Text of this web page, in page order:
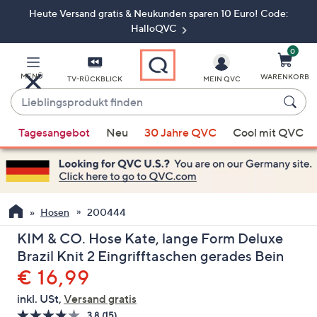
ZumHeute Versand gratis & Neukunden sparen 10 Euro! Code:
HalloQVC
MENÜ TV-RÜCKBLICK
Lieblingsprodukt
finden
Vorschläge
verfügbar
sind,
verwenden
Sie
die
Pfeiltasten
nach
oben
und
nach
MEIN QVC
0
WARENKORB
Tagesangebot Neu 30 Jahre QVC Cool mit QVC
Hosen 200444
KIM & CO. Hose Kate, lange Form Deluxe
Brazil Knit 2 Eingrifftaschen gerades Bein
Gelöscht
€ 16,99
inkl. USt, Versand gratis
3.8 (15)